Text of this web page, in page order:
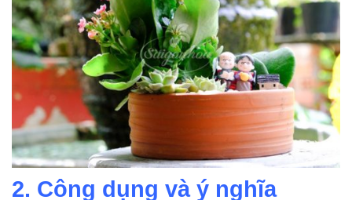
2. Công dụng và ý nghĩa